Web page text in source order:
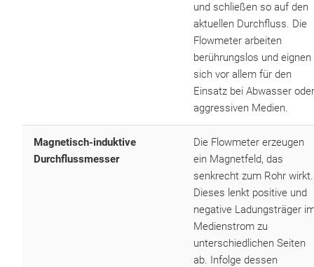
und schließen so auf den
aktuellen Durchfluss. Die
Flowmeter arbeiten
berührungslos und eignen
sich vor allem für den
Einsatz bei Abwasser oder
aggressiven Medien.
Magnetisch-induktive
Durchflussmesser
Die Flowmeter erzeugen
ein Magnetfeld, das
senkrecht zum Rohr wirkt.
Dieses lenkt positive und
negative Ladungsträger
Medienstrom zu
unterschiedlichen Seiten
ab. Infolge dessen